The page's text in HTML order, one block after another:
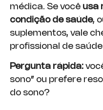
médica. Se você usa
condição de saúde,
suplementos, vale
profissional de
Pergunta rápida:
sono” ou prefere
do sono?